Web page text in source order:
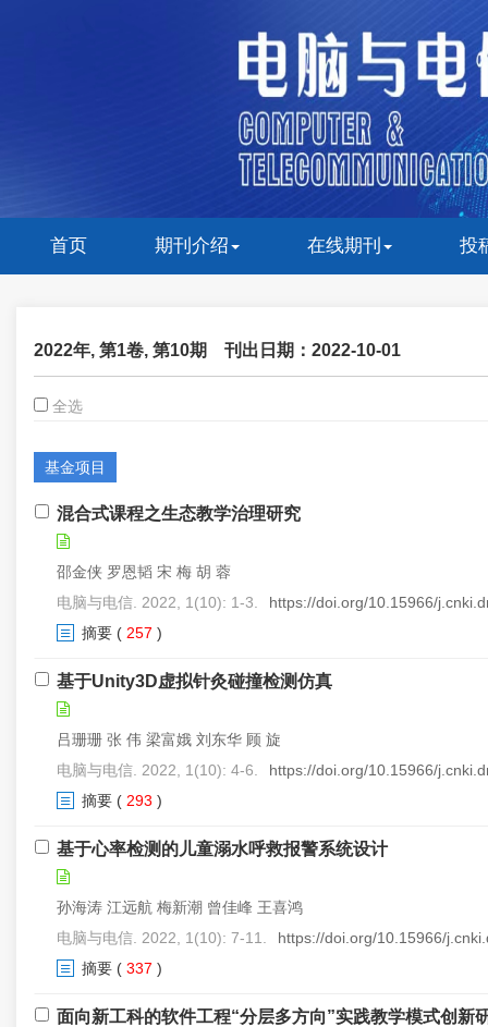
首页 期刊介绍 在线期刊 投
2022年, 第1卷, 第10期 刊出日期：2022-10-01
全选
基金项目
混合式课程之生态教学治理研究
邵金侠 罗恩韬 宋 梅 胡 蓉
电脑与电信. 2022, 1(10): 1-3.
https://doi.org/10.15966/
摘要 ( 257 )
基于Unity3D虚拟针灸碰撞检测仿真
吕珊珊 张 伟 梁富娥 刘东华 顾 旋
电脑与电信. 2022, 1(10): 4-6.
https://doi.org/10.15966/
摘要 ( 293 )
基于心率检测的儿童溺水呼救报警系统设计
孙海涛 江远航 梅新潮 曾佳峰 王喜鸿
电脑与电信. 2022, 1(10): 7-11.
https://doi.org/10.15966/
摘要 ( 337 )
面向新工科的软件工程“分层多方向”实践教学模式创新